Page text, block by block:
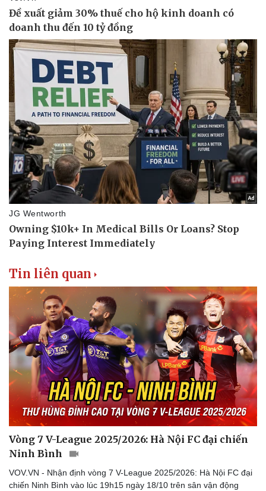
Tin liên quan
Vòng 7 V-League 2025/2026: Hà Nội FC đại chiến
Ninh Bình
VOV.VN - Nhận định vòng 7 V-League 2025/2026: Hà Nội FC đại
chiến Ninh Bình vào lúc 19h15 ngày 18/10 trên sân vận động